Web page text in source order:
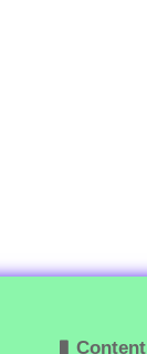
Content